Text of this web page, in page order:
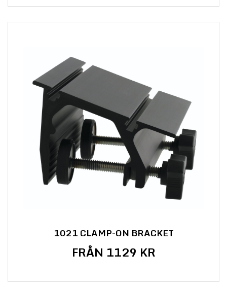
1021 CLAMP-ON BRACKET
FRÅN 1129 KR